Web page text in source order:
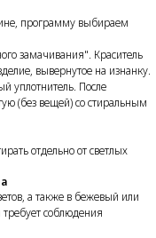
программу выбираем
замачивания". Краситель
вывернутое на изнанку.
уплотнитель. После
(без вещей) со стиральным
отдельно от светлых
а также в бежевый или
соблюдения